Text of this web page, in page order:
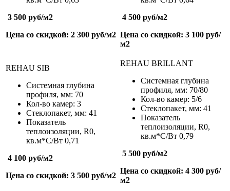
3 500 руб/м2
Цена со скидкой: 2 300 руб/м2
4 500 руб/м2
Цена со скидкой: 3 100 руб/
м2
REHAU SIB
Системная глубина
профиля, мм: 70
Кол-во камер: 3
Стеклопакет, мм: 41
Показатель
теплоизоляции, R0,
кв.м*С/Вт 0,71
4 100 руб/м2
Цена со скидкой: 3 500 руб/м2
REHAU BRILLANT
Системная глубина
профиля, мм: 70/80
Кол-во камер: 5/6
Стеклопакет, мм: 41
Показатель
теплоизоляции, R0,
кв.м*С/Вт 0,79
5 500 руб/м2
Цена со скидкой: 4 300 руб/
м2